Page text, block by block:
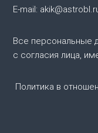
п
о
а
E-mail:
Все персональные
с согласия лица,
Политика в